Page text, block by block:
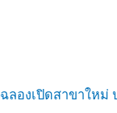
ฉลองเปิดสาขาใหม่